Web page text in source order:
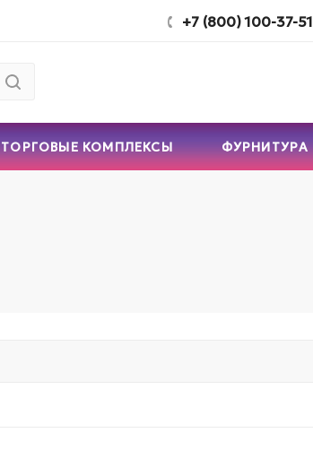
+7 (800) 100-37-51
ТОРГОВЫЕ КОМПЛЕКСЫ ФУРНИТУРА